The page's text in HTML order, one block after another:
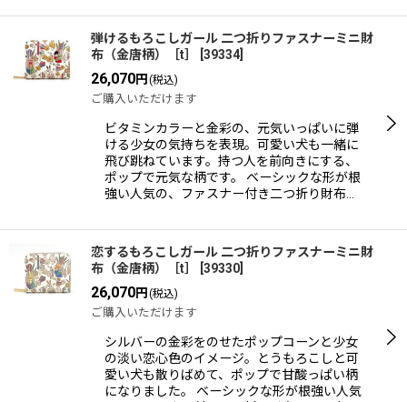
弾けるもろこしガール 二つ折りファスナーミニ財
布（金唐柄）［t］
39334
26,070円 (税込)
ご購入いただけます
ビタミンカラーと金彩の、元気いっぱいに弾
ける少女の気持ちを表現。可愛い犬も一緒に
飛び跳ねています。持つ人を前向きにする、
ポップで元気な柄です。 ベーシックな形が根
強い人気の、ファスナー付き二つ折り財布…
恋するもろこしガール 二つ折りファスナーミニ財
布（金唐柄）［t］
39330
26,070円 (税込)
ご購入いただけます
シルバーの金彩をのせたポップコーンと少女
の淡い恋心色のイメージ。とうもろこしと可
愛い犬も散りばめて、ポップで甘酸っぱい柄
になりました。 ベーシックな形が根強い人気